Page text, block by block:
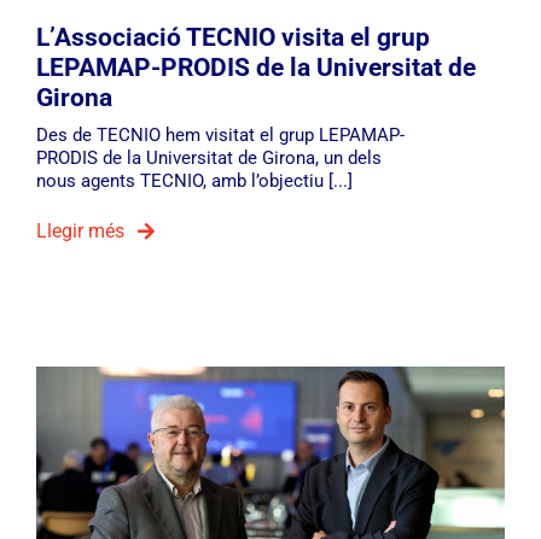
L’Associació TECNIO visita el grup
LEPAMAP-PRODIS de la Universitat de
Girona
Des de TECNIO hem visitat el grup LEPAMAP-
PRODIS de la Universitat de Girona, un dels
nous agents TECNIO, amb l’objectiu [...]
Llegir més